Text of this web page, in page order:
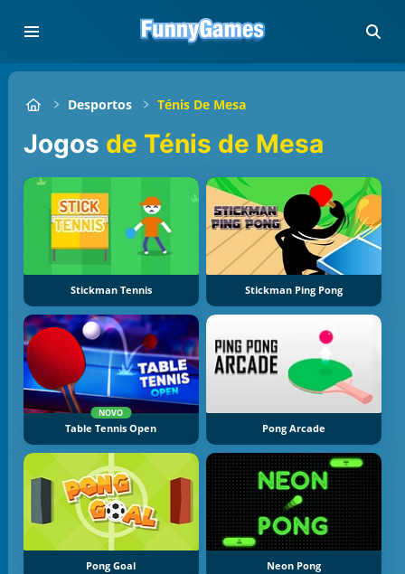
Desportos Ténis De Mesa
Jogos de Ténis de Mesa
Stickman Tennis Stickman Ping Pong
NOVO
Table Tennis Open Pong Arcade
Pong Goal Neon Pong